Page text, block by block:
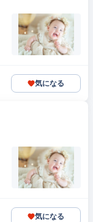
気になる
気になる